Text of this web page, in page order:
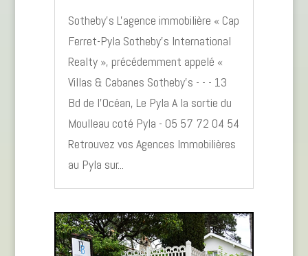
Sotheby’s L'agence immobilière « Cap
Ferret-Pyla Sotheby's International
Realty », précédemment appelé «
Villas & Cabanes Sotheby's - - - 13
Bd de l’Océan, Le Pyla A la sortie du
Moulleau coté Pyla - 05 57 72 04 54
Retrouvez vos Agences Immobilières
au Pyla sur...